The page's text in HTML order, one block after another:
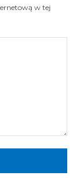
w tej